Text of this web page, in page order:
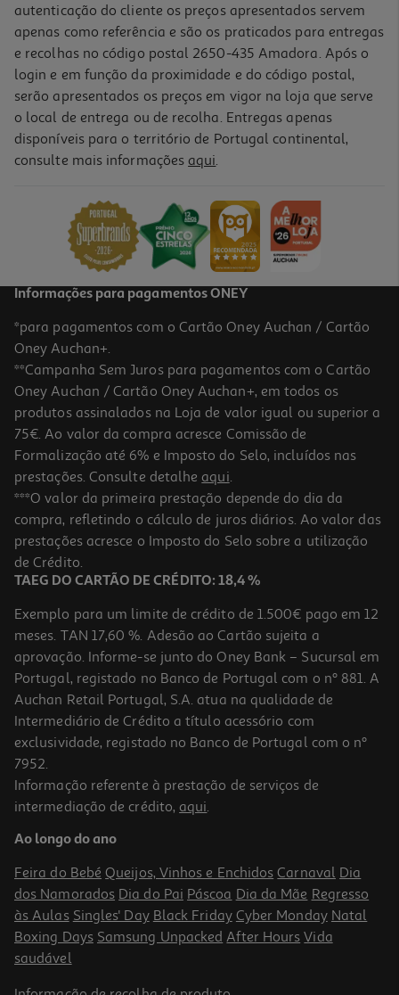
Forno Pirolítico Samsung Nv7b4550vak Dual Cook Flex 76l Wi-Fi
679,99 €
4.9 (75)
Forno De Encastre Lg Ws5d7230s Convecção E Air Fry Inox 72l
Classe A
429.99 €/un
429,99 €
Forno Pirolítico Hisense Bi64213e14px Inox A+ 77l Com Vapor E Air
Fry
399.99 €/un
399,99 €
autenticação do cliente os preços apresentados servem
apenas como referência e são os praticados para entregas
e recolhas no código postal 2650-435 Amadora. Após o
login e em função da proximidade e do código postal,
serão apresentados os preços em vigor na loja que serve
o local de entrega ou de recolha. Entregas apenas
disponíveis para o território de Portugal continental,
consulte mais informações aqui.
Informações para pagamentos ONEY
*para pagamentos com o Cartão Oney Auchan / Cartão
Oney Auchan+.
**Campanha Sem Juros para pagamentos com o Cartão
Oney Auchan / Cartão Oney Auchan+, em todos os
produtos assinalados na Loja de valor igual ou superior a
75€. Ao valor da compra acresce Comissão de
Formalização até 6% e Imposto do Selo, incluídos nas
prestações. Consulte detalhe aqui.
***O valor da primeira prestação depende do dia da
compra, refletindo o cálculo de juros diários. Ao valor das
prestações acresce o Imposto do Selo sobre a utilização
de Crédito.
TAEG DO CARTÃO DE CRÉDITO: 18,4 %
Exemplo para um limite de crédito de 1.500€ pago em 12
meses. TAN 17,60 %. Adesão ao Cartão sujeita a
aprovação. Informe-se junto do Oney Bank – Sucursal em
Portugal, registado no Banco de Portugal com o nº 881. A
Auchan Retail Portugal, S.A. atua na qualidade de
Intermediário de Crédito a título acessório com
exclusividade, registado no Banco de Portugal com o nº
7952.
Informação referente à prestação de serviços de
intermediação de crédito, aqui.
Ao longo do ano
Feira do Bebé Queijos, Vinhos e Enchidos Carnaval Dia
dos Namorados Dia do Pai Páscoa Dia da Mãe Regresso
às Aulas Singles' Day Black Friday Cyber Monday Natal
Boxing Days Samsung Unpacked After Hours Vida
saudável